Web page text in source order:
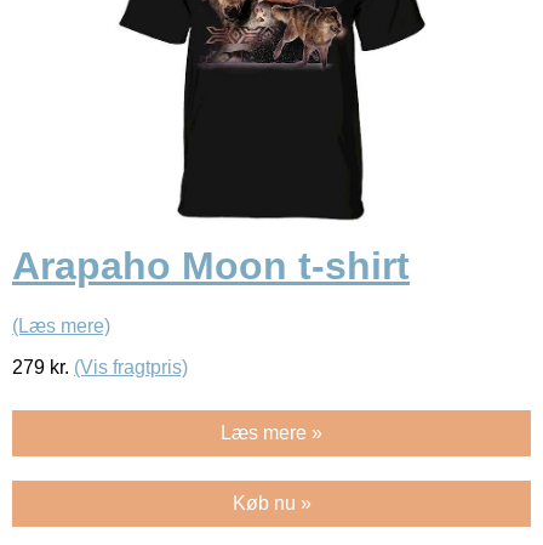
Arapaho Moon t-shirt
(Læs mere)
279 kr. (Vis fragtpris)
Læs mere »
Køb nu »